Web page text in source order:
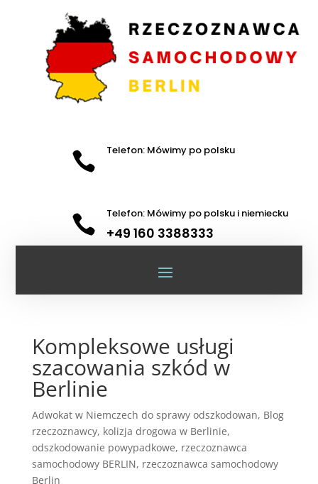
 Telefon: Mówimy po polsku
 Telefon: Mówimy po polsku i niemiecku
+49 160 3388333
Kompleksowe usługi
szacowania szkód w
Berlinie
Adwokat w Niemczech do sprawy odszkodowan, Blog
rzeczoznawcy, kolizja drogowa w Berlinie,
odszkodowanie powypadkowe, rzeczoznawca
samochodowy BERLIN, rzeczoznawca samochodowy
Berlin